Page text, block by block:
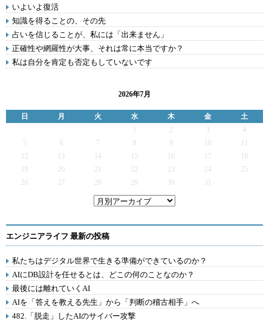
いよいよ復活
知識を得ることの、その先
占いを信じることが、私には「出来ません」
正確性や網羅性が大事、それは常に本当ですか？
私は自分を肯定も否定もしていないです
2026年7月
日 月 火 水 木 金
土
2 3
4
5
6 7 9
12
13 14 15 16 17
19
20 21 22 23 24
25
26
27 28 29 30 31
エンジニアライフ 最新の投稿
私たちはデジタル世界で生きる準備ができているのか？
AIにDB設計を任せるとは、どこの何のことなのか？
最後には離れていくAI
AIを「答えを教える先生」から「判断の稽古相手」へ
482.「脱走」したAIのサイバー攻撃